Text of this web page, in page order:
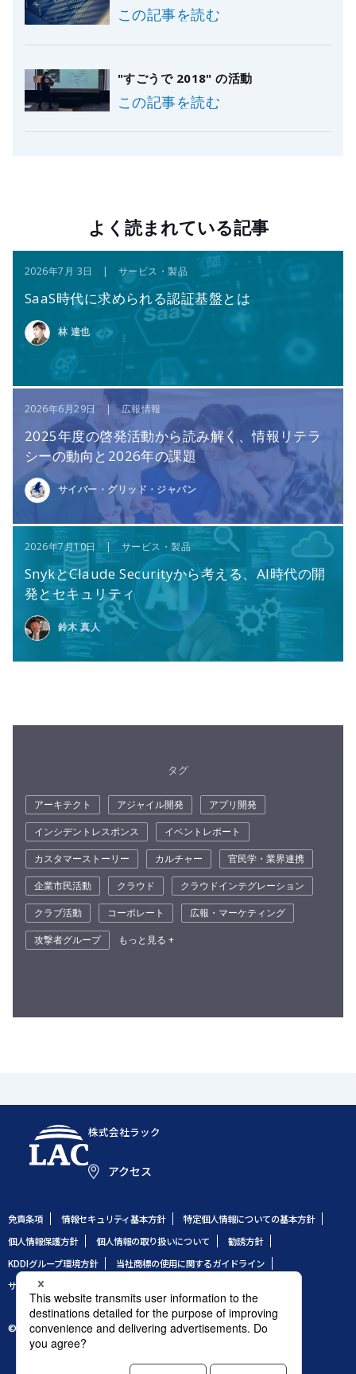
この記事を読む
"すごうで 2018" の活動
この記事を読む
よく読まれている記事
2026年7月 3日 | サービス・製品
SaaS時代に求められる認証基盤とは
林 達也
2026年6月29日 | 広報情報
2025年度の啓発活動から読み解く、情報リテラ
シーの動向と2026年の課題
サイバー・グリッド・ジャパン
2026年7月10日 | サービス・製品
SnykとClaude Securityから考える、AI時代の開
発とセキュリティ
鈴木 真人
タグ
アーキテクト アジャイル開発
アプリ開発
インシデントレスポンス
イベントレポート
カスタマーストーリー
カルチャー
官民学・業界連携
企業市民活動
クラウド
クラウドインテグレーション
クラブ活動
コーポレート
広報・マーケティング
攻撃者グループ
もっと見る +
株式会社ラック
アクセス
免責条項 情報セキュリティ基本方針
特定個人情報についての基本方針
個人情報保護方針
個人情報の取り扱いについて
勧誘方針
KDDIグループ環境方針
当社商標の使用に関するガイドライン
サイトのご利用条件
© 1995 LAC Co., Ltd.